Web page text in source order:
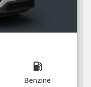
local_gas_station
Benzine